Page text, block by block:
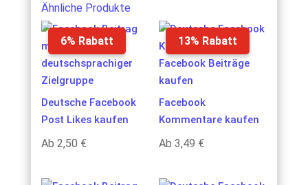
Ähnliche Produkte
6% Rabatt
Deutsche Facebook
Post Likes kaufen
Ab 2,50 €
13% Rabatt
Facebook
Kommentare kaufen
Ab 3,49 €